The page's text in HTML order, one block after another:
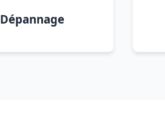
Dépannage